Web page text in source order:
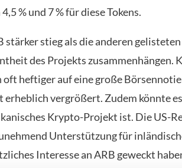
% und 7 % für diese Tokens.
stärker stieg als die anderen
des Projekts zusammenhängen.
oft heftiger auf eine große
vergrößert. Zudem könnte
Krypto-Projekt ist. Die US-
Unterstützung für
Interesse an ARB geweckt